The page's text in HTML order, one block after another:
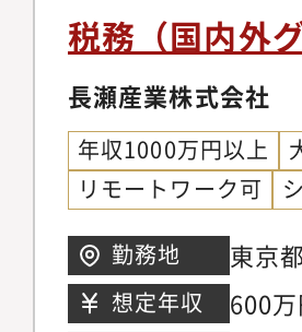
す。
税務
中途
です
税務（国内外
長瀬産業株式会社
年収1000万円以上
リモートワーク可
勤務地
東京
ワー
想定年収